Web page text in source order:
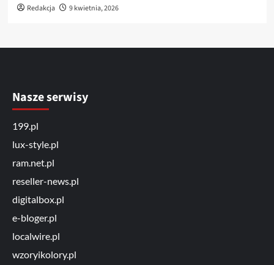
Redakcja 9 kwietnia, 2026
Nasze serwisy
199.pl
lux-style.pl
ram.net.pl
reseller-news.pl
digitalbox.pl
e-bloger.pl
localwire.pl
wzoryikolory.pl